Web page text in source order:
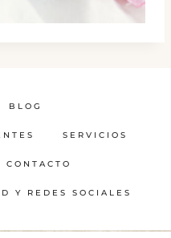
BLOG
SERVICIOS
CONTACTO
Y REDES SOCIALES